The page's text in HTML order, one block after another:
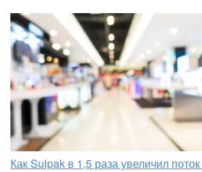
Как Sulpak в 1,5 раза увеличил